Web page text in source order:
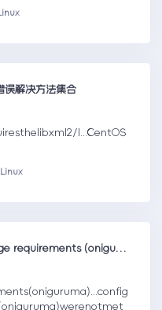
误解决方法集合
l...CentOS
configure: error: Package requirements (oniguruma) were not met